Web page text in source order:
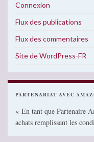
Connexion
Flux des publications
Flux des commentaires
Site de WordPress-FR
PARTENARIAT AVEC
« En tant que Partenaire
achats remplissant les